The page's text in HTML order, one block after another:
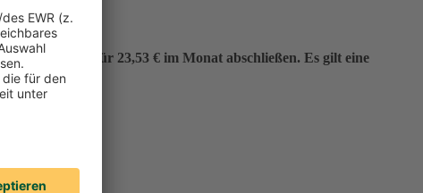
bereits für 23,53 € im Monat abschließen. Es gilt eine